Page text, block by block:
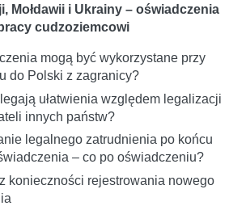
Mołdawii i Ukrainy – oświadczenia
cudzoziemcowi
mogą być wykorzystane przy
do Polski z zagranicy?
ułatwienia względem legalizacji
innych państw?
legalnego zatrudnienia po końcu
– co po oświadczeniu?
konieczności rejestrowania nowego